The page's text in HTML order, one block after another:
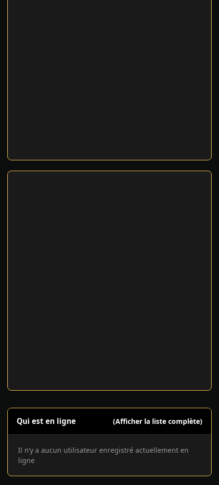
Qui est en ligne (Afficher la liste complète)
Il n’y a aucun utilisateur enregistré actuellement en
ligne